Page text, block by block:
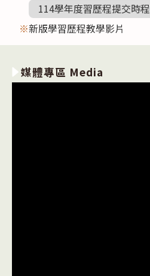
114學年度習歷程提交時程
※新版學習歷程教學影片
媒體專區 Media